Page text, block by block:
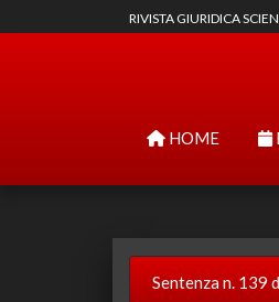
RIVISTA GIURIDICA
HOME
Sentenza n. 139